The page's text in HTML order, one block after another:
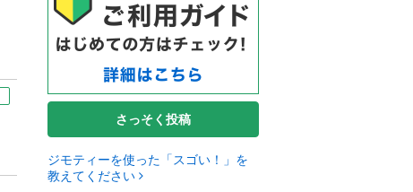
さっそく投稿
ジモティーを使った「スゴい！」を
教えてください